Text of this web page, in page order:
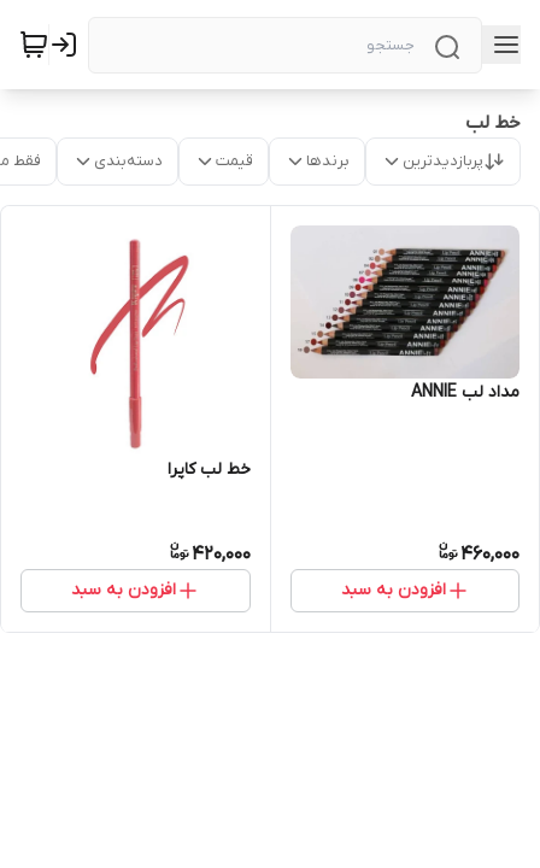
خط لب
پربازدیدترین برندها قیمت دسته‌بندی فقط
مداد لب ANNIE
460,000
افزودن به سبد
خط لب کاپرا
420,000
افزودن به سبد